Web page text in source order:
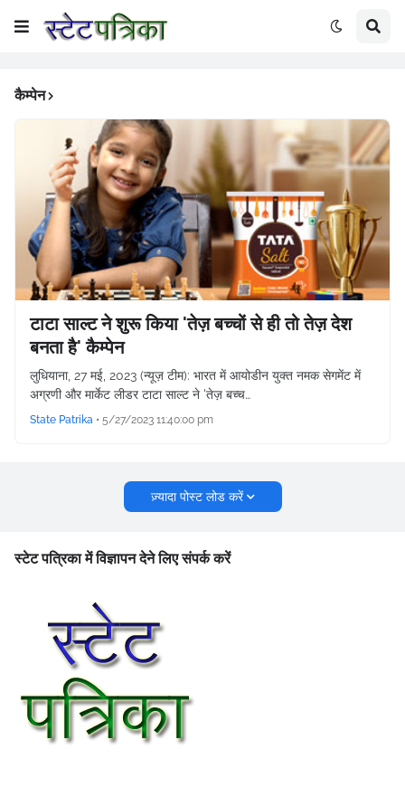
कैम्पेन
टाटा साल्ट ने शुरू किया 'तेज़ बच्चों से ही तो तेज़ देश
बनता है' कैम्पेन
लुधियाना, 27 मई, 2023 (न्यूज़ टीम): भारत में आयोडीन युक्त नमक सेगमेंट में
अग्रणी और मार्केट लीडर टाटा साल्ट ने 'तेज़ बच्च…
State Patrika • 5/27/2023 11:40:00 pm
ज़्यादा पोस्ट लोड करें
स्टेट पत्रिका में विज्ञापन देने लिए संपर्क करें